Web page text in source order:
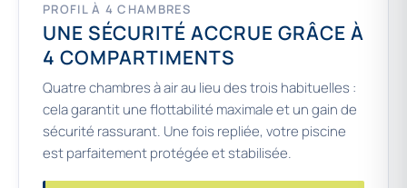
PROFIL À 4 CHAMBRES
UNE SÉCURITÉ ACCRUE GRÂCE À
4 COMPARTIMENTS
Quatre chambres à air au lieu des trois habituelles :
cela garantit une flottabilité maximale et un gain de
sécurité rassurant. Une fois repliée, votre piscine
est parfaitement protégée et stabilisée.